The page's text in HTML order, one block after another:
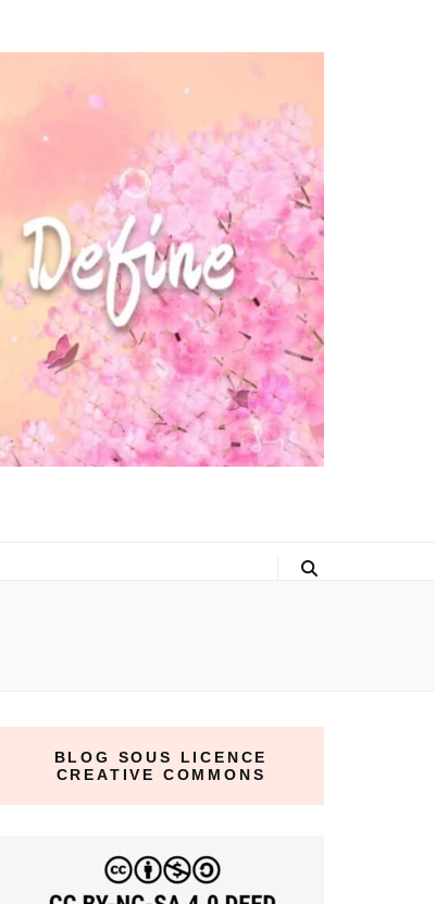
BLOG SOUS LICENCE
CREATIVE COMMONS